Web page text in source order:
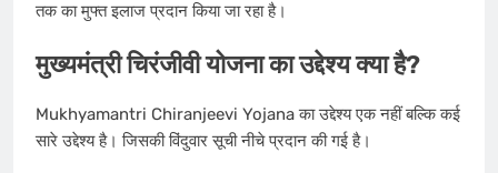
तक का मुफ्त इलाज प्रदान किया जा रहा है।
मुख्यमंत्री चिरंजीवी योजना का उद्देश्य क्या है?
Mukhyamantri Chiranjeevi Yojana का उद्देश्य एक नहीं बल्कि कई
सारे उद्देश्य है। जिसकी विंदुवार सूची नीचे प्रदान की गई है।